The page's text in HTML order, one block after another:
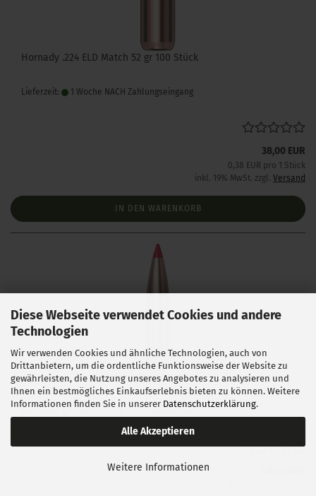
Diese Webseite verwendet Cookies und andere
Technologien
Wir verwenden Cookies und ähnliche Technologien, auch von
Drittanbietern, um die ordentliche Funktionsweise der Website zu
gewährleisten, die Nutzung unseres Angebotes zu analysieren und
Ihnen ein bestmögliches Einkaufserlebnis bieten zu können. Weitere
Informationen finden Sie in unserer Datenschutzerklärung.
Alle Akzeptieren
Weitere Informationen
Hornady .224 ELD Match 52 gr 100 Stück
Lieferzeit: 1 Woche NACH Zahlungseingang
38,00 EUR
0,38 EUR pro 1 Stück
inkl. 19% MwSt. zzgl. Versand
IN DEN WARENKORB
Hornady .243 ELD Match 108 gr 100 Stück